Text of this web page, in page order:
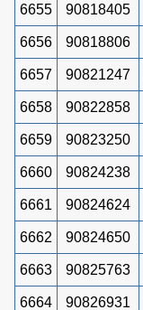
6655 90818405
6656 90818806
6657 90821247
6658 90822858
6659 90823250
6660 90824238
6661 90824624
6662 90824650
6663 90825763
6664 90826931